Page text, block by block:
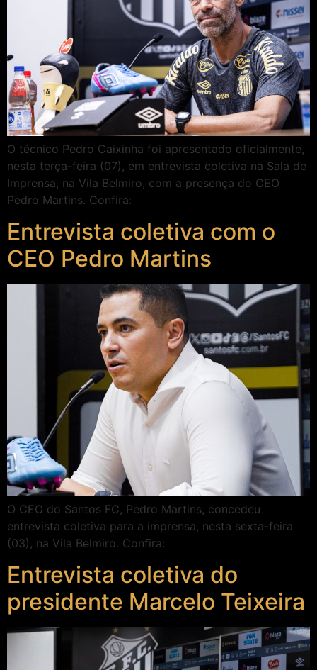
O técnico Pedro Caixinha foi apresentado oficialmente,
nesta terça-feira (07), em entrevista coletiva na Sala de
Imprensa, na Vila Belmiro, com a presença do CEO
Pedro Martins. Confira:
Entrevista coletiva com o
CEO Pedro Martins
O CEO do Santos FC, Pedro Martins, concedeu
entrevista coletiva para a imprensa, nesta sexta-feira
(03), na Vila Belmiro. Confira:
Entrevista coletiva do
presidente Marcelo Teixeira